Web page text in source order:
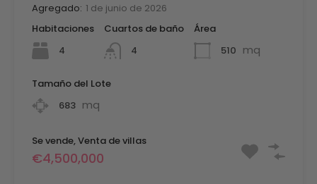
Agregado: 1 de junio de 2026
Habitaciones
4
Cuartos de baño
4
Área
510 mq
Tamaño del Lote
683 mq
Se vende, Venta de villas
€4,500,000